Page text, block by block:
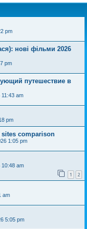
pm
нові фільми 2026
pm
путешествие в
11:43 am
pm
comparison
1:05 pm
10:48 am
1 2
am
5:05 pm